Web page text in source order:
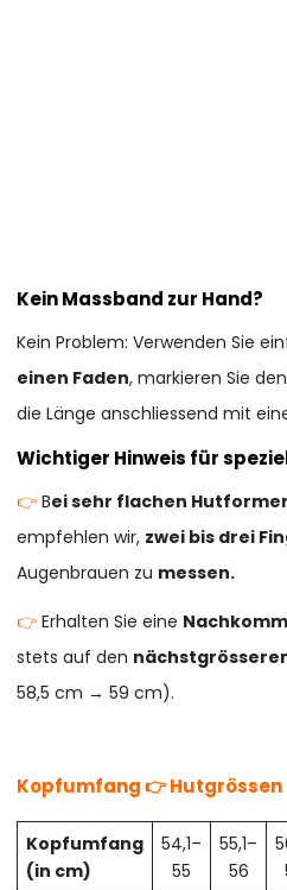
Kein Massband zur Hand?
Kein Problem: Verwenden Sie
einen Faden, markieren Sie
die Länge anschliessend mit
Wichtiger Hinweis für
👉Bei sehr flachen
empfehlen wir, zwei bis drei
Augenbrauen zu messen.
👉Erhalten Sie eine
stets auf den
58,5 cm → 59 cm).
Kopfumfang 👉 Hutgrössen
Kopfumfang
(in cm)
54,1–
55
55,1–
56